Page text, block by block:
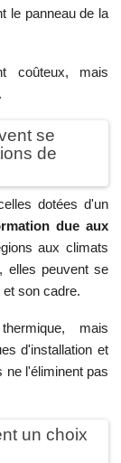
le panneau de la
coûteux, mais
se
de
dotées d'un
due aux
aux climats
elles peuvent se
son cadre.
mais
d'installation et
ne l'éliminent pas
un choix